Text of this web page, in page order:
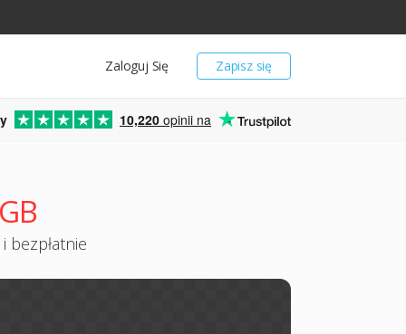
Zapisz się
Zaloguj Się
10,220 opinii na